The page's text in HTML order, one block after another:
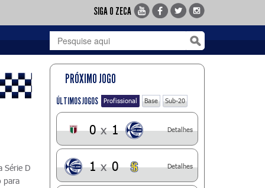
SIGA O ZECA
Série D
para
PRÓXIMO JOGO
ÚLTIMOS JOGOS Profissional Base Sub-20
0 x 1 Detalhes
1 x 0 Detalhes